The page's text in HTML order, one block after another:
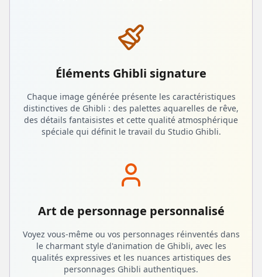
Éléments Ghibli signature
Chaque image générée présente les caractéristiques
distinctives de Ghibli : des palettes aquarelles de rêve,
des détails fantaisistes et cette qualité atmosphérique
spéciale qui définit le travail du Studio Ghibli.
Art de personnage personnalisé
Voyez vous-même ou vos personnages réinventés dans
le charmant style d'animation de Ghibli, avec les
qualités expressives et les nuances artistiques des
personnages Ghibli authentiques.